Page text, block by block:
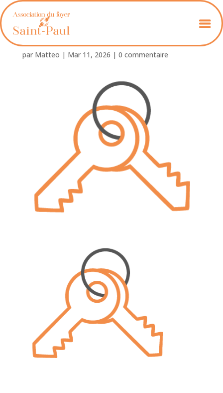
location_salles_illu
par Matteo | Mar 11, 2026 | 0 commentaire